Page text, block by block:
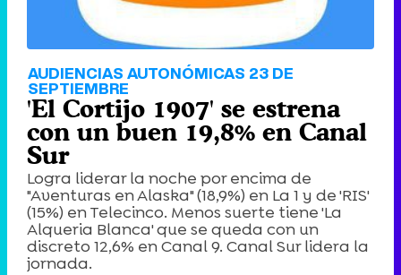
AUDIENCIAS AUTONÓMICAS 23 DE
SEPTIEMBRE
'El Cortijo 1907' se estrena
con un buen 19,8% en Canal
Sur
Logra liderar la noche por encima de
"Aventuras en Alaska" (18,9%) en La 1 y de 'RIS'
(15%) en Telecinco. Menos suerte tiene 'La
Alqueria Blanca' que se queda con un
discreto 12,6% en Canal 9. Canal Sur lidera la
jornada.